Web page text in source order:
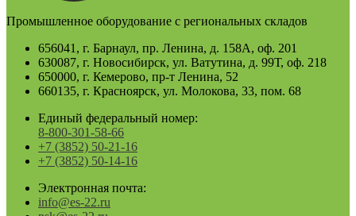
Промышленное оборудование с региональных складов
656041, г. Барнаул, пр. Ленина, д. 158А, оф. 201
630087, г. Новосибирск, ул. Ватутина, д. 99Т, оф. 218
650000, г. Кемерово, пр-т Ленина, 52
660135, г. Красноярск, ул. Молокова, 33, пом. 68
Единый федеральный номер:
8-800-301-58-66
+7 (3852) 50-21-16
+7 (3852) 50-14-16
Электронная почта:
info@es-22.ru